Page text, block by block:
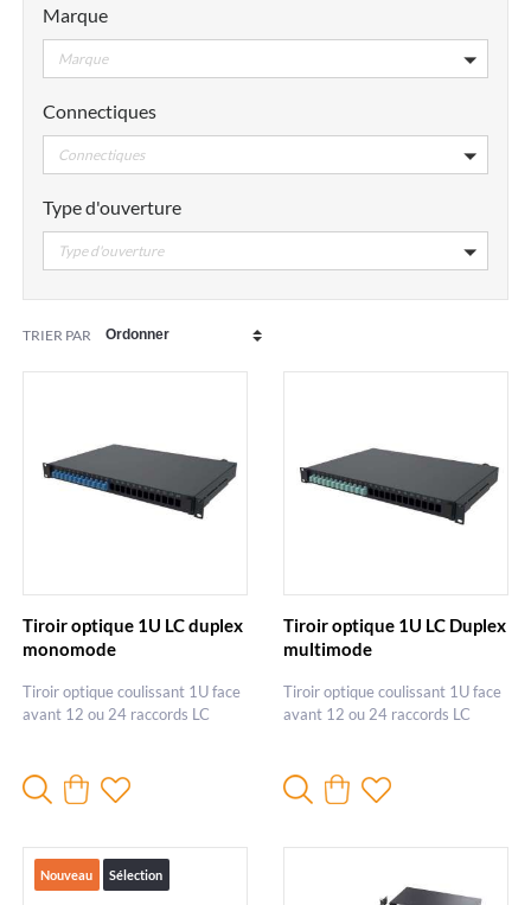
Marque
Marque
Connectiques
Connectiques
Type d'ouverture
Type d'ouverture
TRIER PAR
Tiroir optique 1U LC duplex
monomode
Tiroir optique coulissant 1U face
avant 12 ou 24 raccords LC
Tiroir optique 1U LC Duplex
multimode
Tiroir optique coulissant 1U face
avant 12 ou 24 raccords LC
Nouveau Sélection